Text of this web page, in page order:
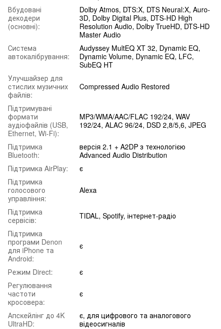
Вбудовані
декодери
(основні):
Dolby Atmos, DTS:X, DTS Neural:X, Auro-
3D, Dolby Digital Plus, DTS-HD High
Resolution Audio, Dolby TrueHD, DTS-HD
Master Audio
Система
автокалібрування:
Audyssey MultEQ XT 32, Dynamic EQ,
Dynamic Volume, Dynamic EQ, LFC,
SubEQ HT
Улучшайзер для
стислих музичних
файлів:
Compressed Audio Restored
Підтримувані
формати
аудіофайлів (USB,
Ethernet, Wi-Fi):
MP3/WMA/AAC/FLAC 192/24, WAV
192/24, ALAC 96/24, DSD 2,8/5,6, JPEG
Підтримка
Bluetooth:
версія 2.1 + A2DP з технологією
Advanced Audio Distribution
Підтримка AirPlay:
є
Підтримка
голосового
управління:
Alexa
Підтримка
сервісів:
TIDAL, Spotify, інтернет-радіо
Підтримка
програми Denon
для iPhone та
Android:
є
Режим Direct:
є
Регулювання
частоти
кросовера:
є
Апскейлінг до 4K
UltraHD:
є, для цифрового та аналогового
відеосигналів